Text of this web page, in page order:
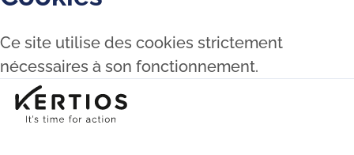
Ce site utilise des cookies strictement
nécessaires à son fonctionnement.